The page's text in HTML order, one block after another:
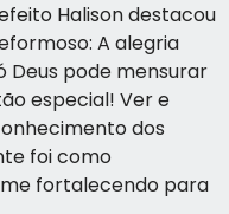
Halison destacou
A alegria
Deus pode mensurar
especial! Ver e
dos
foi como
fortalecendo para